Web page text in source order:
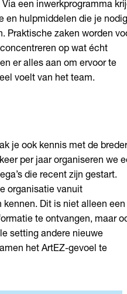
een inwerkprogramma
en hulpmiddelen die je nodig
Praktische zaken worden
op wat écht
er alles aan om ervoor te
voelt van het team.
je ook kennis met de
per jaar organiseren we
die recent zijn gestart.
organisatie vanuit
Dit is niet alleen een
te ontvangen, maar
setting andere nieuwe
het ArtEZ-gevoel te